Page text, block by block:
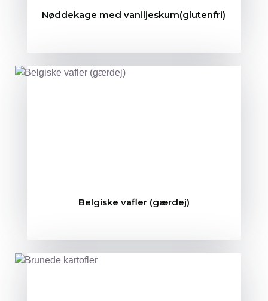
Nøddekage med vaniljeskum(glutenfri)
Belgiske vafler (gærdej)